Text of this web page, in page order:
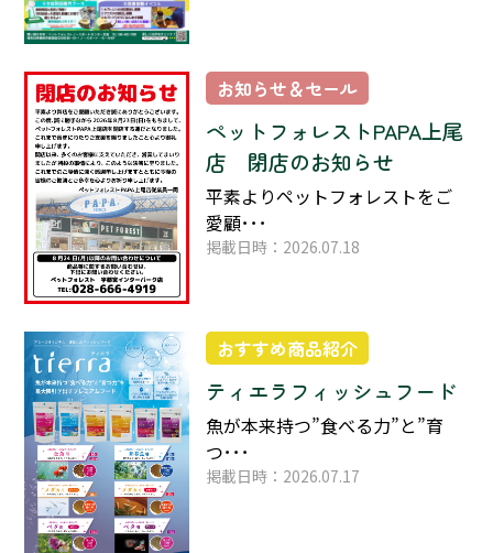
お知らせ＆セール
ペットフォレストPAPA上尾
店 閉店のお知らせ
平素よりペットフォレストをご
愛顧･･･
掲載日時：2026.07.18
おすすめ商品紹介
ティエラフィッシュフード
魚が本来持つ”食べる力”と”育
つ･･･
掲載日時：2026.07.17